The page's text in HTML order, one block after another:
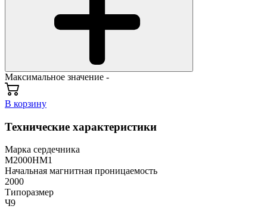
Максимальное значение -
В корзину
Технические характеристики
Марка сердечника
М2000НМ1
Начальная магнитная проницаемость
2000
Типоразмер
Ч9